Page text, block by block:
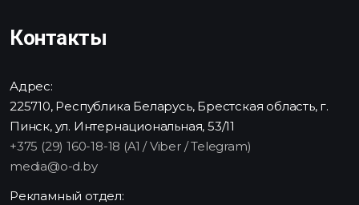
Контакты
Адрес:
225710, Республика Беларусь, Брестская область, г.
Пинск, ул. Интернациональная, 53/11
+375 (29) 160-18-18 (A1 / Viber / Telegram)
media@o-d.by
Рекламный отдел: